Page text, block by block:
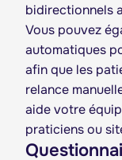
bidirectionnels
Vous pouvez
automatiques
afin que les
relance
aide votre
praticiens ou